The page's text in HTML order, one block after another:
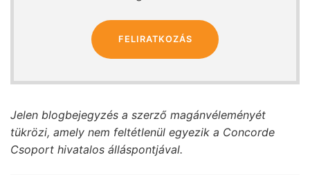
FELIRATKOZÁS
Jelen blogbejegyzés a szerző magánvéleményét
tükrözi, amely nem feltétlenül egyezik a Concorde
Csoport hivatalos álláspontjával.